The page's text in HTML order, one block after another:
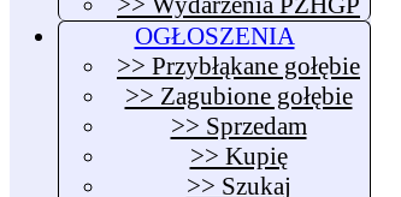
OGŁOSZENIA
>> Przybłąkane gołębie
>> Zagubione gołębie
>> Sprzedam
>> Kupię
>> Szukaj